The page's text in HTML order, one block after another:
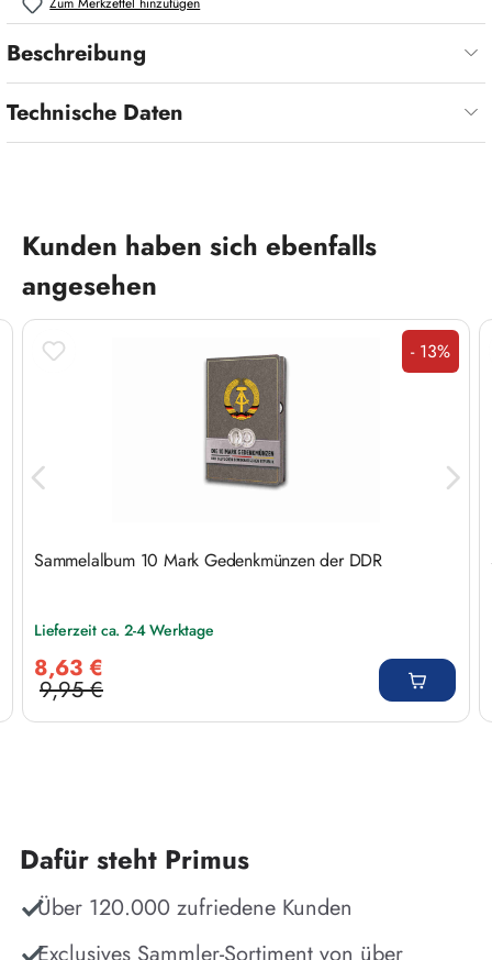
Beschreibung
Technische Daten
Produktgalerie überspringen
Kunden haben sich ebenfalls
angesehen
Rabatt
- 13%
Sammelalbum 10 Mark Gedenkmünzen der DDR
Lieferzeit ca. 2-4 Werktage
8,63 €
Regulärer Preis:
9,95 €
Dafür steht Primus
Über 120.000 zufriedene Kunden
Exclusives Sammler-Sortiment von über